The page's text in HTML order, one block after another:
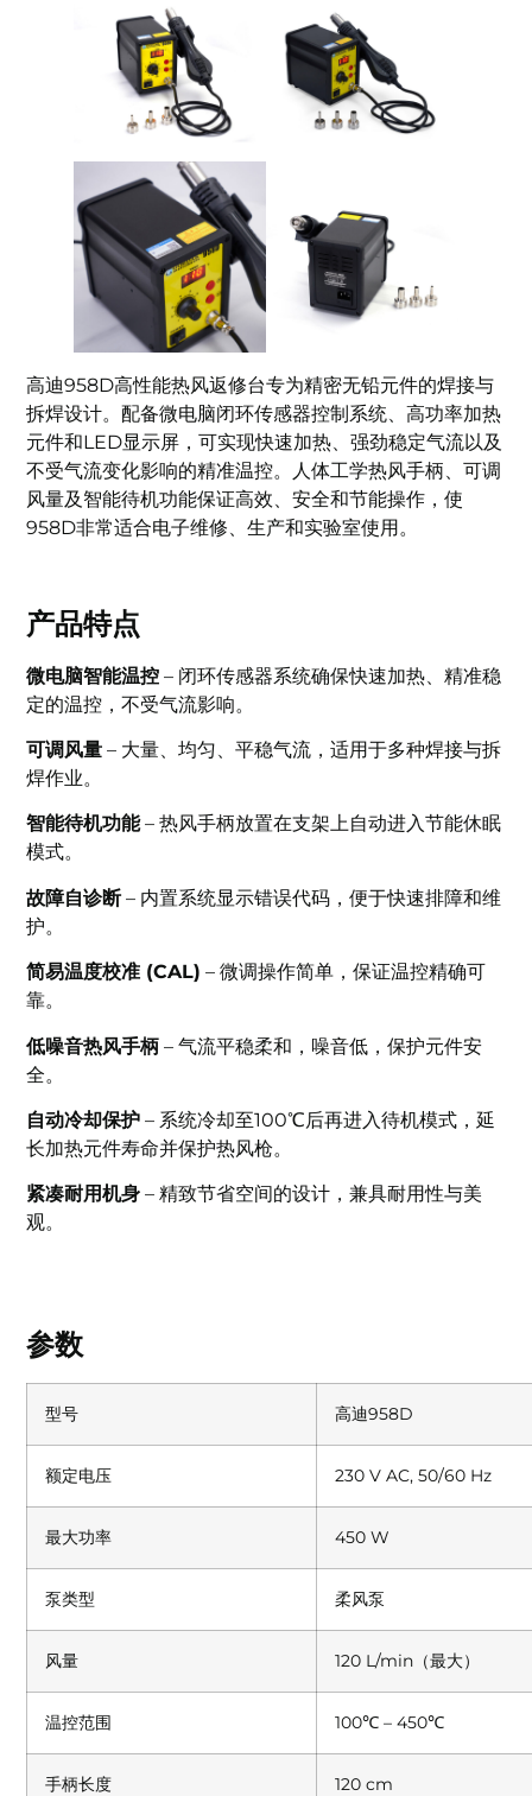
高迪958D高性能热风返修台专为精密无铅元件的焊接与
拆焊设计。配备微电脑闭环传感器控制系统、高功率加热
元件和LED显示屏，可实现快速加热、强劲稳定气流以及
不受气流变化影响的精准温控。人体工学热风手柄、可调
风量及智能待机功能保证高效、安全和节能操作，使
958D非常适合电子维修、生产和实验室使用。
产品特点
微电脑智能温控 – 闭环传感器系统确保快速加热、精准稳
定的温控，不受气流影响。
可调风量 – 大量、均匀、平稳气流，适用于多种焊接与拆
焊作业。
智能待机功能– 热风手柄放置在支架上自动进入节能休眠
模式。
故障自诊断– 内置系统显示错误代码，便于快速排障和维
护。
简易温度校准 (CAL) – 微调操作简单，保证温控精确可
靠。
低噪音热风手柄 – 气流平稳柔和，噪音低，保护元件安
全。
自动冷却保护 – 系统冷却至100℃后再进入待机模式，延
长加热元件寿命并保护热风枪。
紧凑耐用机身 – 精致节省空间的设计，兼具耐用性与美
观。
参数
型号 高迪958D
额定电压 230 V AC, 50/60 Hz
最大功率 450 W
泵类型 柔风泵
风量 120 L/min（最大）
温控范围 100℃ – 450℃
手柄长度 120 cm